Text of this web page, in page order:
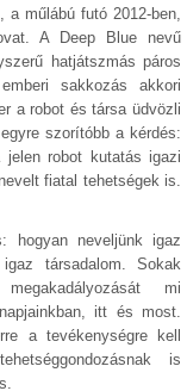
a műlábú futó 2012-ben,
A Deep Blue nevű
hatjátszmás páros
sakkozás akkori
a robot és társa üdvözli
szorítóbb a kérdés:
jelen robot kutatás igazi
fiatal tehetségek is.
hogyan neveljünk igaz
társadalom. Sokak
mi
itt és most.
a tevékenységre kell
is